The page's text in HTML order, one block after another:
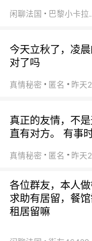
闲聊法国 巴
今天立秋了，凌
对了吗
真情秘密 匿名 昨天
真正的友情，不
直有对方。 有事
真情秘密 匿名 昨天
各位群友，本人
求助有居留，餐
租居留嘛